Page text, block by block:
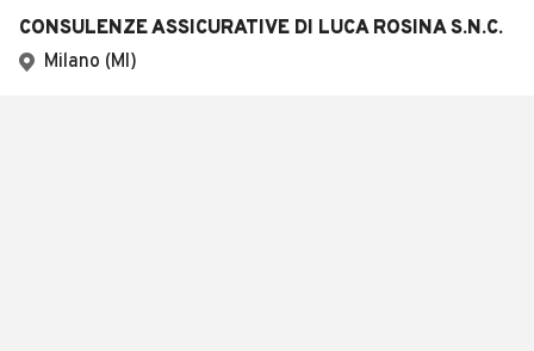
CONSULENZE ASSICURATIVE DI LUCA ROSINA S.N.C.
Milano (MI)